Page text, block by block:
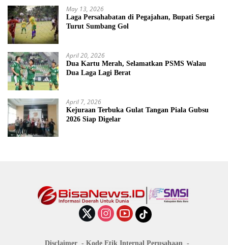
May 13, 2026
Laga Persahabatan di Pegajahan, Bupati Sergai
Turut Sumbang Gol
April 20, 2026
Dua Kartu Merah, Selamatkan PSMS Walau
Dua Laga Lagi Berat
April 7, 2026
Kejuraan Terbuka Gulat Tangan Piala Gubsu
2026 Siap Digelar
Disclaimer Kode Etik Internal Perusahaan